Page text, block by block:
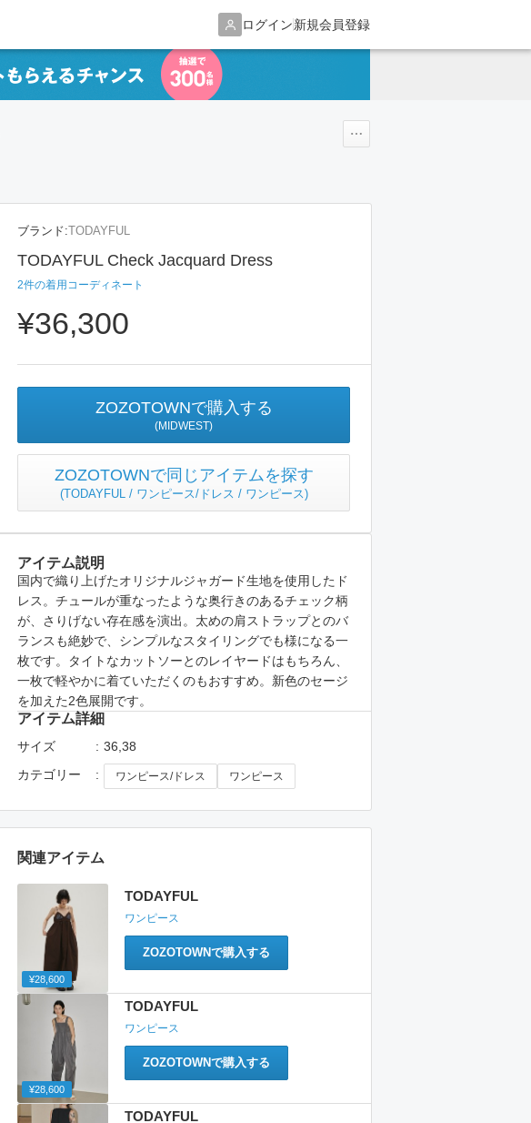
ログイン新規会員登録
ブランド:TODAYFUL
TODAYFUL Check Jacquard Dress
2件の着用コーディネート
¥36,300
ZOZOTOWNで購入する
(MIDWEST)
ZOZOTOWNで同じアイテムを探す
(TODAYFUL / ワンピース/ドレス / ワンピース)
アイテム説明
国内で織り上げたオリジナルジャガード生地を使用したド
レス。チュールが重なったような奥行きのあるチェック柄
が、さりげない存在感を演出。太めの肩ストラップとのバ
ランスも絶妙で、シンプルなスタイリングでも様になる一
枚です。タイトなカットソーとのレイヤードはもちろん、
一枚で軽やかに着ていただくのもおすすめ。新色のセージ
を加えた2色展開です。
アイテム詳細
サイズ
36,38
カテゴリー
ワンピース/ドレス ワンピース
関連アイテム
¥28,600
TODAYFUL
ワンピース
ZOZOTOWNで購入する
¥28,600
TODAYFUL
ワンピース
ZOZOTOWNで購入する
TODAYFUL